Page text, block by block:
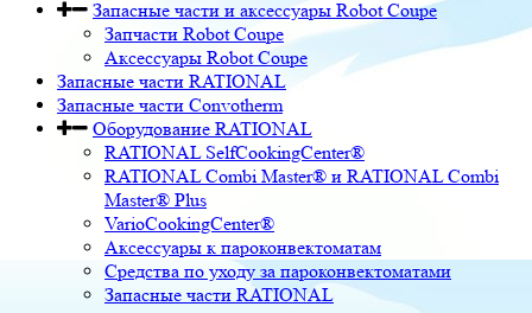
Запасные части и аксессуары Robot Coupe
Запчасти Robot Coupe
Аксессуары Robot Coupe
Запасные части RATIONAL
Запасные части Convotherm
Оборудование RATIONAL
RATIONAL SelfCookingCenter®
RATIONAL Combi Master® и RATIONAL Combi
Master® Plus
VarioCookingCenter®
Аксессуары к пароконвектоматам
Средства по уходу за пароконвектоматами
Запасные части RATIONAL